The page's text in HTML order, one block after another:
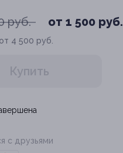
руб. от 1 500 руб.
4 500 руб.
Купить
с друзьями